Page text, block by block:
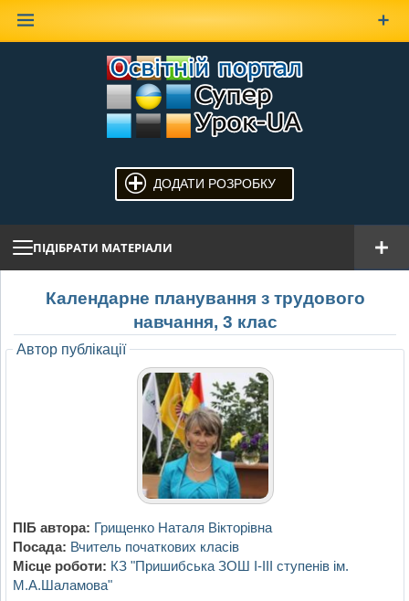
ДОДАТИ РОЗРОБКУ
ПІДІБРАТИ МАТЕРІАЛИ
Календарне планування з трудового
навчання, 3 клас
Автор публікації
ПІБ автора: Грищенко Наталя Вікторівна
Посада: Вчитель початкових класів
Місце роботи: КЗ "Пришибська ЗОШ І-ІІІ ступенів ім.
М.А.Шаламова"